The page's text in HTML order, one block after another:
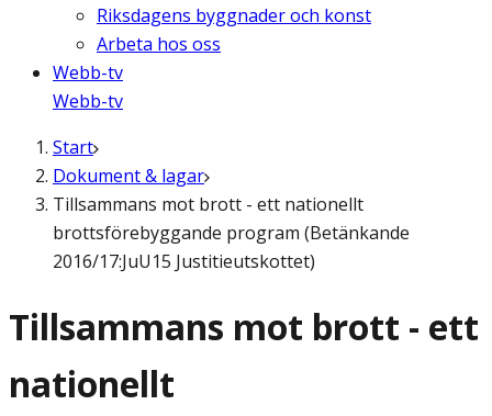
Riksdagens byggnader och konst
Arbeta hos oss
Webb-tv
Webb-tv
Start
Dokument & lagar
Tillsammans mot brott - ett nationellt
brottsförebyggande program (Betänkande
2016/17:JuU15 Justitieutskottet)
Tillsammans mot brott - ett
nationellt